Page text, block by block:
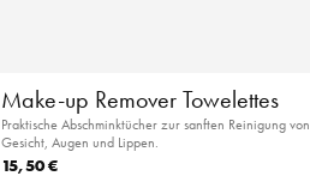
Make-up Remover Towelettes
Praktische Abschminktücher zur sanften Reinigung von
Gesicht, Augen und Lippen.
15,50 €